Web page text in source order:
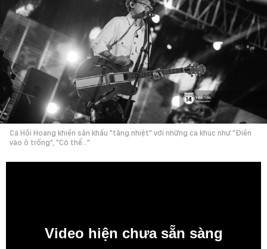
Cá Hồi Hoang khiến sân khấu "tăng nhiệt" với những ca khúc như "Điền
vào ô trống", "Có thể..."
Video hiện chưa sẵn sàng